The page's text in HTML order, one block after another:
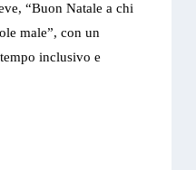
“Buon Natale a chi
male”, con un
inclusivo e